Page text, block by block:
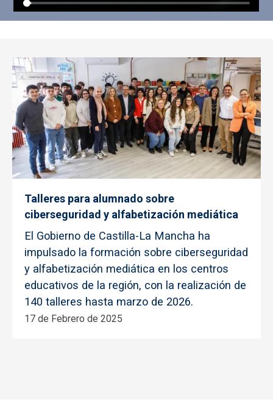
Talleres para alumnado sobre
ciberseguridad y alfabetización mediática
El Gobierno de Castilla-La Mancha ha
impulsado la formación sobre ciberseguridad
y alfabetización mediática en los centros
educativos de la región, con la realización de
140 talleres hasta marzo de 2026.
17 de Febrero de 2025